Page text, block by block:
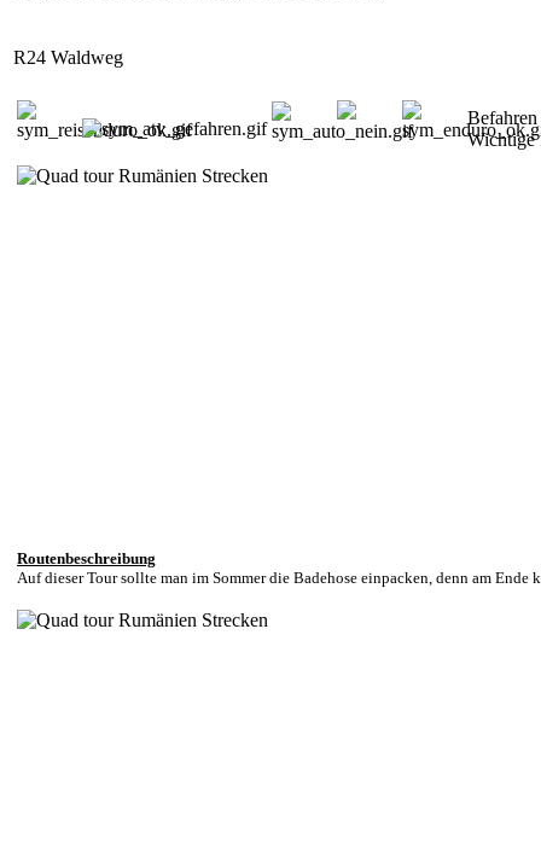
R24 Waldweg
Wichtige
Routenbeschreibung
Auf dieser Tour sollte man im Sommer die Badehose einpacken, denn am Ende